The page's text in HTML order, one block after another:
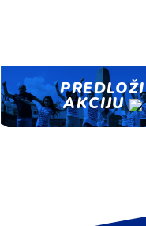
PREDLOŽI
AKCIJU